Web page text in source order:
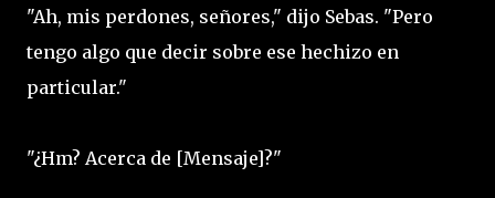
"Ah, mis perdones, señores," dijo Sebas. "Pero
tengo algo que decir sobre ese hechizo en
particular."
"¿Hm? Acerca de [Mensaje]?"